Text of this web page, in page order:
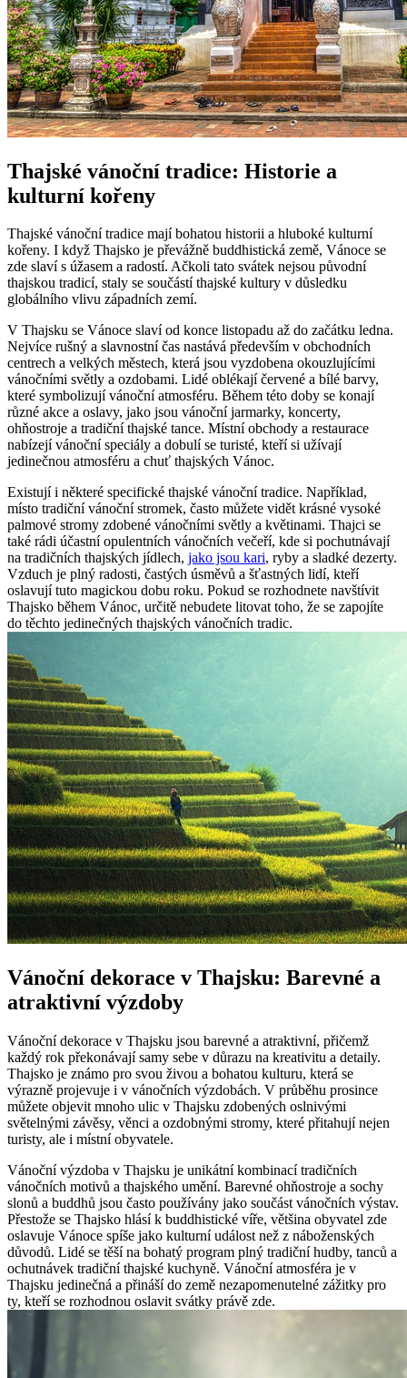
Thajské vánoční tradice: Historie a
kulturní kořeny
Thajské vánoční tradice mají bohatou historii a hluboké kulturní
kořeny. I když Thajsko je převážně buddhistická země, Vánoce se
zde slaví s úžasem a radostí. Ačkoli tato svátek nejsou původní
thajskou tradicí, staly se součástí thajské kultury v důsledku
globálního vlivu západních zemí.
V Thajsku se Vánoce slaví od konce listopadu až do začátku ledna.
Nejvíce rušný a slavnostní čas nastává především v obchodních
centrech a velkých městech, která jsou vyzdobena okouzlujícími
vánočními světly a ozdobami. Lidé oblékají červené a bílé barvy,
které symbolizují vánoční atmosféru. Během této doby se konají
různé akce a oslavy, jako jsou vánoční jarmarky, koncerty,
ohňostroje a tradiční thajské tance. Místní obchody a restaurace
nabízejí vánoční speciály a dobulí se turisté, kteří si užívají
jedinečnou atmosféru a chuť thajských Vánoc.
Existují i některé specifické thajské vánoční tradice. Například,
místo tradiční vánoční stromek, často můžete vidět krásné vysoké
palmové stromy zdobené vánočními světly a květinami. Thajci se
také rádi účastní opulentních vánočních večeří, kde si pochutnávají
na tradičních thajských jídlech, jako jsou kari, ryby a sladké dezerty.
Vzduch je plný radosti, častých úsměvů a šťastných lidí, kteří
oslavují tuto magickou dobu roku. Pokud se rozhodnete navštívit
Thajsko během Vánoc, určitě nebudete litovat toho, že se zapojíte
do těchto jedinečných thajských vánočních tradic.
Vánoční dekorace v Thajsku: Barevné a
atraktivní výzdoby
Vánoční dekorace v Thajsku jsou barevné a atraktivní, přičemž
každý rok překonávají samy sebe v důrazu na kreativitu a detaily.
Thajsko je známo pro svou živou a bohatou kulturu, která se
výrazně projevuje i v vánočních výzdobách. V průběhu prosince
můžete objevit mnoho ulic v Thajsku zdobených oslnivými
světelnými závěsy, věnci a ozdobnými stromy, které přitahují nejen
turisty, ale i místní obyvatele.
Vánoční výzdoba v Thajsku je unikátní kombinací tradičních
vánočních motivů a thajského umění. Barevné ohňostroje a sochy
slonů a buddhů jsou často používány jako součást vánočních výstav.
Přestože se Thajsko hlásí k buddhistické víře, většina obyvatel zde
oslavuje Vánoce spíše jako kulturní událost než z náboženských
důvodů. Lidé se těší na bohatý program plný tradiční hudby, tanců a
ochutnávek tradiční thajské kuchyně. Vánoční atmosféra je v
Thajsku jedinečná a přináší do země nezapomenutelné zážitky pro
ty, kteří se rozhodnou oslavit svátky právě zde.